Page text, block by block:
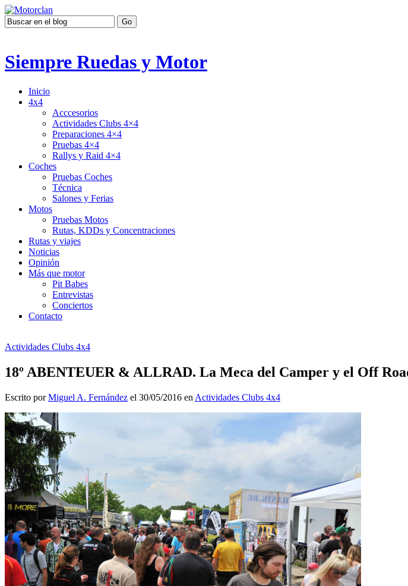
Siempre Ruedas y Motor
Inicio
4x4
Acccesorios
Actividades Clubs 4×4
Preparaciones 4×4
Pruebas 4×4
Rallys y Raid 4×4
Coches
Pruebas Coches
Técnica
Salones y Ferias
Motos
Pruebas Motos
Rutas, KDDs y Concentraciones
Rutas y viajes
Noticias
Opinión
Más que motor
Pit Babes
Entrevistas
Conciertos
Contacto
Actividades Clubs 4x4
18º ABENTEUER & ALLRAD. La Meca del Camper y el Off
Escrito porMiguel A. Fernández el 30/05/2016 en Actividades Clubs 4x4